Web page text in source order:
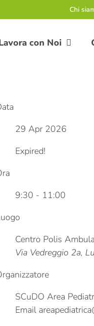
Chi
con Noi
29 Apr 2026
Expired!
9:30 - 11:00
Centro Polis
Via Vedreggio 2a,
SCuDO Area
Email